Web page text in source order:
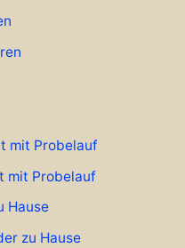
mit Probelauf
mit Probelauf
Hause
zu Hause